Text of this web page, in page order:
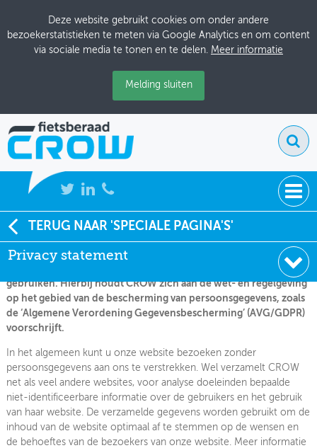
Deze website gebruikt cookies om onder andere
bezoekerstatistieken te meten via Google Analytics en om content
via sociale media te tonen en te delen. Meer informatie
Melding sluiten
NIEUWS
BIJEENKOMSTEN
KENNISBANK
ADRESSENBOEK
THEMASITES
MIJN PROFIEL
GEBRUIKER
TERUG NAAR 'SPECIALE PAGINA'S'
Privacy statement
Dit is het privacy statement van CROW, Horaplantsoen 18, 6717
LT te Ede. CROW neemt de privacy van haar bezoekers serieus en
zal persoonlijke gegevens op een veilige manier verwerken en
gebruiken. Hierbij houdt CROW zich aan de wet- en regelgeving
op het gebied van de bescherming van persoonsgegevens, zoals
de ‘Algemene Verordening Gegevensbescherming’ (AVG/GDPR)
voorschrijft.
In het algemeen kunt u onze website bezoeken zonder
persoonsgegevens aan ons te verstrekken. Wel verzamelt CROW
net als veel andere websites, voor analyse doeleinden bepaalde
niet-identificeerbare informatie over de gebruikers en het gebruik
van haar website. De verzamelde gegevens worden gebruikt om de
inhoud van de website optimaal af te stemmen op de wensen en
de behoeftes van de bezoekers van onze website. Meer informatie